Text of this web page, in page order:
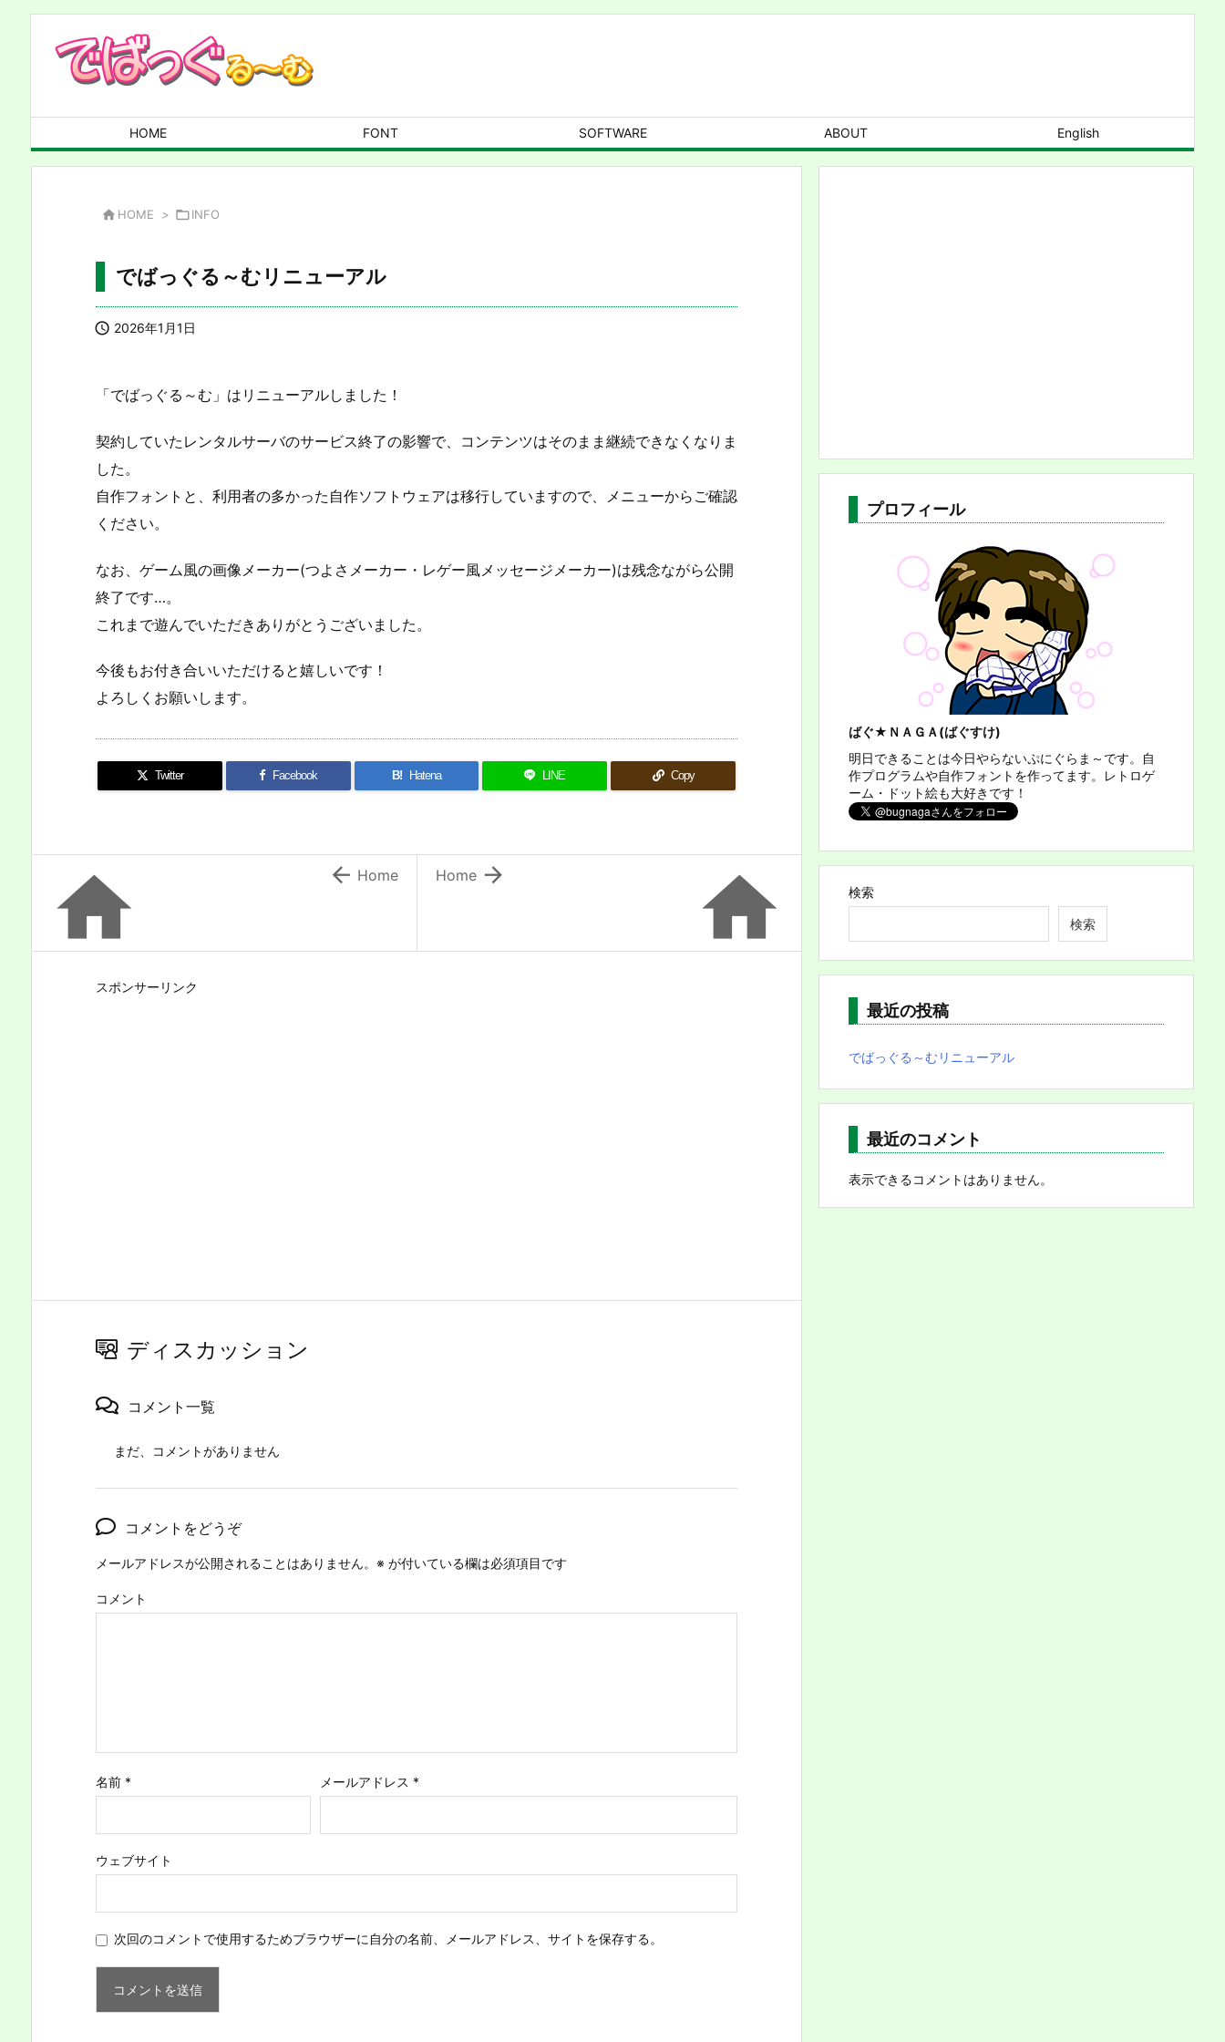
HOME FONT SOFTWARE ABOUT English
 HOME > INFO
でばっぐる～むリニューアル
 2026年1月1日
「でばっぐる～む」はリニューアルしました！
契約していたレンタルサーバのサービス終了の影響で、コンテンツはそのまま継続できなくなりま
した。
自作フォントと、利用者の多かった自作ソフトウェアは移行していますので、メニューからご確認
ください。
なお、ゲーム風の画像メーカー(つよさメーカー・レゲー風メッセージメーカー)は残念ながら公開
終了です…。
これまで遊んでいただきありがとうございました。
今後もお付き合いいただけると嬉しいです！
よろしくお願いします。
Twitter Facebook B! Hatena LINE Copy


Home
  Home
スポンサーリンク
ディスカッション
コメント一覧
まだ、コメントがありません
コメントをどうぞ
メールアドレスが公開されることはありません。 ※ が付いている欄は必須項目です
コメント
名前 * メールアドレス *
ウェブサイト
次回のコメントで使用するためブラウザーに自分の名前、メールアドレス、サイトを保存する。
プロフィール
ばぐ★ＮＡＧＡ(ばぐすけ)
明日できることは今日やらないぷにぐらま～です。自
作プログラムや自作フォントを作ってます。レトロゲ
ーム・ドット絵も大好きです！
検索
検索
最近の投稿
でばっぐる～むリニューアル
最近のコメント
表示できるコメントはありません。